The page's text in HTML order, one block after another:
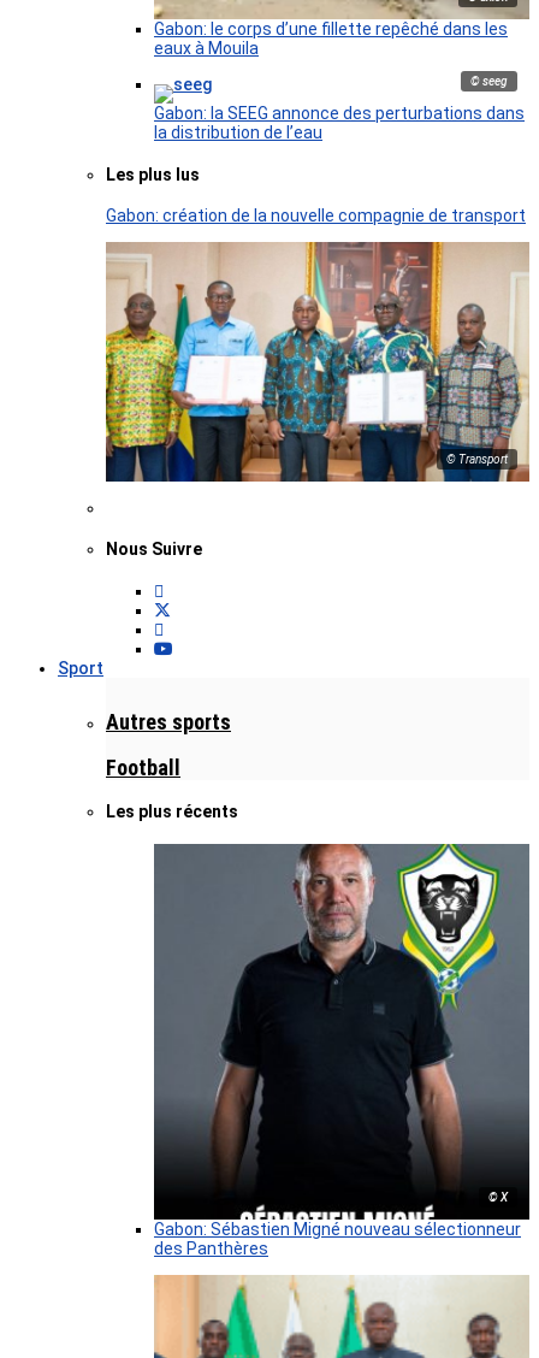
Gabon: le corps d’une fillette repêché dans les
eaux à Mouila
© seeg
Gabon: la SEEG annonce des perturbations dans
la distribution de l’eau
Les plus lus
Gabon: création de la nouvelle compagnie de transport
© Transport
Nous Suivre
Sport
Autres sports
Football
Les plus récents
© X
Gabon: Sébastien Migné nouveau sélectionneur
des Panthères